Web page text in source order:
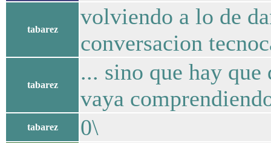
tabarez
volviendo a lo de
conversacion
tabarez
... sino que hay
vaya
tabarez 0\